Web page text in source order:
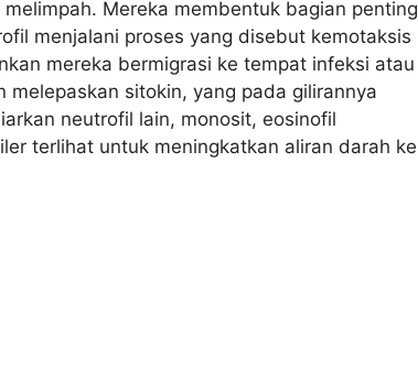
Mereka membentuk bagian penting
menjalani proses yang disebut kemotaksis
mereka bermigrasi ke tempat infeksi atau
sitokin, yang pada gilirannya
neutrofil lain, monosit, eosinofil
terlihat untuk meningkatkan aliran darah ke